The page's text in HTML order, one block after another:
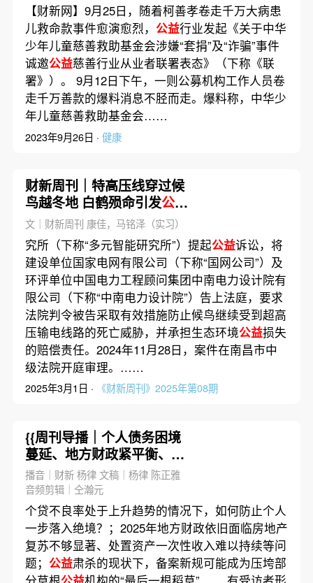
【财新网】9月25日，随着柯善孝卷走千万大病患
儿救命款事件愈演愈烈， 公益行业发起《关于中华
少年儿童慈善救助基金会涉嫌“套捐”及“诈骗”事件
诚邀公益慈善行业从业者联署表态》（下称《联
署》）。 9月12日下午，一则公募机构工作人员卷
走千万善款的爆料消息不胫而走。爆料称，中华少
年儿童慈善救助基金会……
2023年9月26日 · 健康
财新周刊｜特高压线穿过候
鸟越冬地 白鹤殒命引发公益
诉讼
文｜财新周刊 康佳，马铭泽（实习）
究所（下称“多元智能研究所”）提起公益诉讼，将
建设单位国家电网有限公司（下称“国网公司”）及
环评单位中国电力工程顾问集团中南电力设计院有
限公司（下称“中南电力设计院”）告上法庭，要求
法院判令被告采取有效措施防止候鸟继续受到超高
压输电线路的死亡威胁，并承担生态环境公益损失
的赔偿责任。2024年11月28日，案件在南昌市中
级法院开庭审理。……
2025年3月1日 · 《财新周刊》2025年第08期
{{周刊导播｜个人债务困境
蔓延、地方财政紧平衡、 公
益筹款缘何“卡脖子”，2025
年新难题待解
播音｜财新 杨律 文稿｜杨律 陈正雅
音频剪辑｜仝瀚元
个贷不良率处于上升趋势的情况下，如何防止个人
一步落入绝境？；2025年地方财政依旧面临房地产
复苏不够显著、处置资产一次性收入难以持续等问
题； 公益肃杀的现状下，备案新规可能成为压垮部